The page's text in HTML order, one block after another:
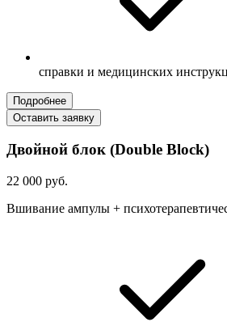
справки и медицинских
Подробнее
Оставить заявку
Двойной блок (Double Block)
22 000 руб.
Вшивание ампулы +